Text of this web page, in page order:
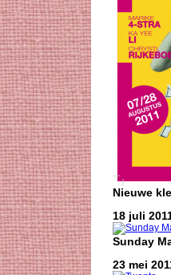
Nieuwe
18 juli
Sunday
23 mei